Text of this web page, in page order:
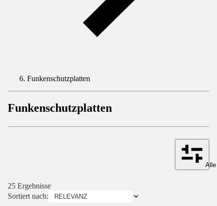
Funkenschutzplatten
Funkenschutzplatten
25 Ergebnisse
Sortiert nach: